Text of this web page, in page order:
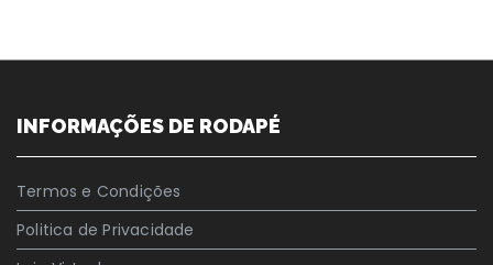
INFORMAÇÕES DE RODAPÉ
Termos e Condições
Politica de Privacidade